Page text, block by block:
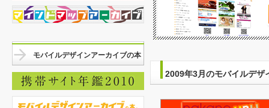
2009年3月のモバイルデザ
モバイルデザインアーカイブの本